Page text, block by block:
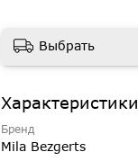
Выбрать
Характеристики
Бренд
Mila Bezgerts